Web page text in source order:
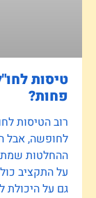
טיסות
פחות?
רוב הטיסות
לחופשה, אבל
ההחלטות
על התקציב
גם על היכולת